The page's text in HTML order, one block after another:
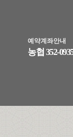
예약계좌안내
농협 352-